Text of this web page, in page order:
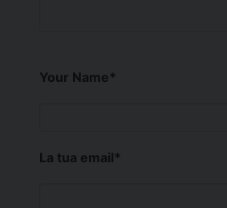
Your Name*
La tua email*